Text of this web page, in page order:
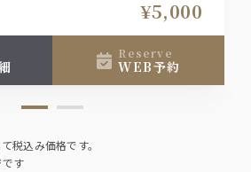
グレープフルーツジュース
ンジャーエール・ウーロン茶
♪
¥5,000
reserve
WEB予約
税込み価格です。
す